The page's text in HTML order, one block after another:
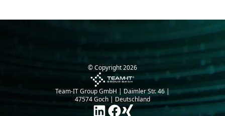
© Copyright2026
Team-IT Group GmbH | Daimler Str. 46 |
47574 Goch | Deutschland